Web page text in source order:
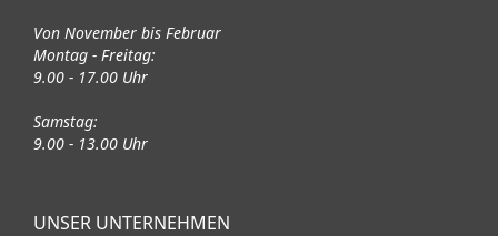
Von November bis Februar
Montag - Freitag:
9.00 - 17.00 Uhr
Samstag:
9.00 - 13.00 Uhr
UNSER UNTERNEHMEN